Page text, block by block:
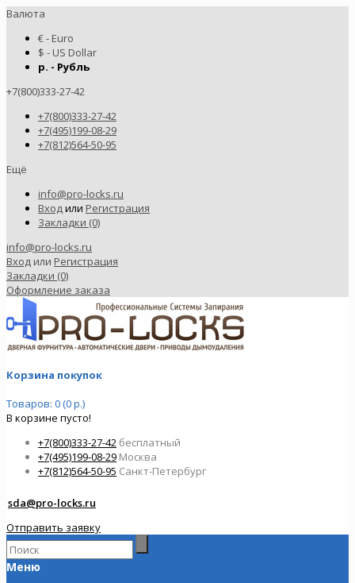
Валюта
€ - Euro
$ - US Dollar
р. - Рубль
+7(800)333-27-42
+7(800)333-27-42
+7(495)199-08-29
+7(812)564-50-95
Ещё
info@pro-locks.ru
Входили Регистрация
Закладки (0)
info@pro-locks.ru
Вход или Регистрация
Закладки (0)
Оформление заказа
Корзина покупок
Товаров: 0 (0 р.)
В корзине пусто!
+7(800)333-27-42 бесплатный
+7(495)199-08-29 Москва
+7(812)564-50-95 Санкт-Петербург
sda@pro-locks.ru
Отправить заявку
Меню